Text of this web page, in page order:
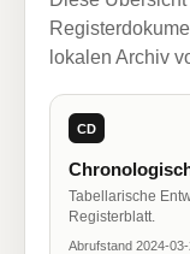
lokalen Archiv
CD
Tabellarische
Registerblatt.
Abrufstand 2024-